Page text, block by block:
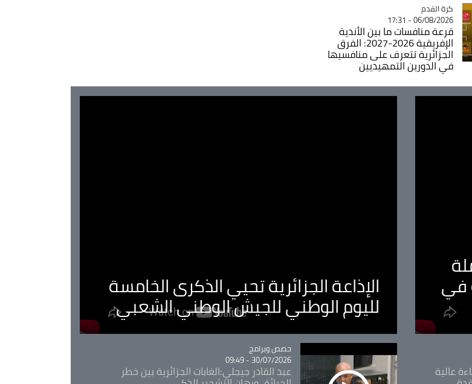
Catégorie
كرة القدم
06/08/2026 - 17:31
قرعة منافسات ما بين الأندية
الإفريقية 2026-2027: الفرق
الجزائرية تتعرف على منافسيها
في الدورين التمهيديين
في الإذاعة الجزائرية تحيي الذكرى الخامسة
لليوم الوطني للجيش الوطني الشعبي
عالية
Catégorie
حصص وبرامج
30/07/2026 - 09:49
عبد القادر جيجلي:الغابات الجزائرية بين خطر